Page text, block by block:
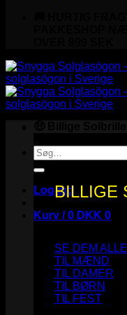
Søg
efter:
Log ind
Kurv /0 DKK 0
Ingen varer i
BILLIGE
SE DEM ALLE
TIL MÆND
TIL DAMER
TIL BØRN
TIL FEST